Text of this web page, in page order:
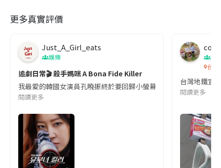
更多真實評價
Just_A_Girl_eats
娛樂
追劇日常🎬 殺手媽咪 A Bona Fide Killer
我最愛的韓國女演員孔曉振終於要回歸小螢幕啦!這次的劇本改編
閱讀更多
co
吹
台灣
台灣地鐵宣
閱讀更多